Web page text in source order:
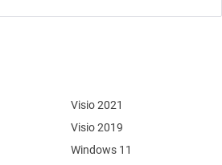
Visio 2021
Visio 2019
Windows 11